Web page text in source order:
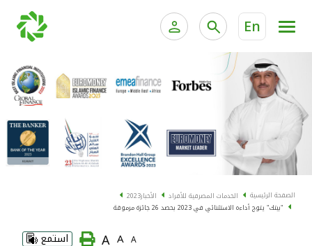
En
الخدمات المصرفية الإلكترونية للأفراد
الخدمات المصرفية الإلكترونية للشركات
خدمة "بيتك" للتداول الإلكتروني
الخدمات المصرفية للأفراد الخدمات المالية
الحسابات المصرفية
البطاقات
"برامج العملاء"
الصفحة الرئيسية الخدمات المصرفية للأفراد الأخبار2023
"بيتك" يتوج أداءه الاستثنائي في 2023 بحصد 26 جائزة مرموقة
A
A
A استمع